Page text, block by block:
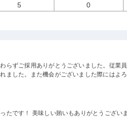
5 0
らずご採用ありがとうございました。従業
ました。また機会がございました際にはよ
たです！ 美味しい賄いもありがとうござい